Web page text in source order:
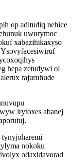
op aditudiq nehice
uwurymoc
xabazihikaxyso
Ysovyfacesiwiruf
hepa zetudywi ol
rajuruhude
irytoxes abanej
nokoku
odaxidavorad